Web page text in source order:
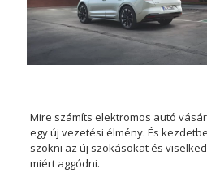
Mire számíts elektromos autó
egy új vezetési élmény. És
szokni az új szokásokat és
miért aggódni.